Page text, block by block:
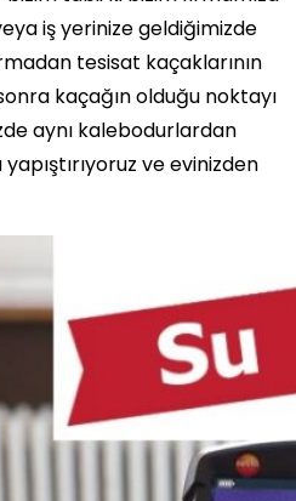
iş yerinize geldiğimizde
tesisat kaçaklarının
kaçağın olduğu noktayı
aynı kalebodurlardan
ve evinizden